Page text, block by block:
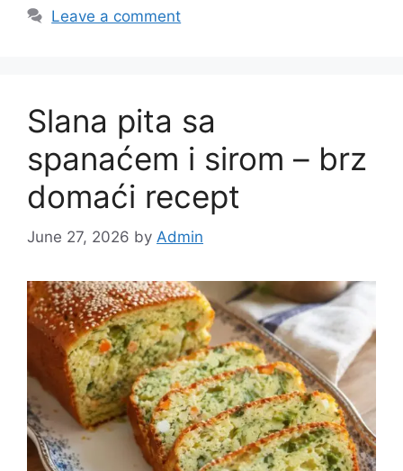
Leave a comment
Slana pita sa
spanaćem i sirom – brz
domaći recept
June 27, 2026 by Admin